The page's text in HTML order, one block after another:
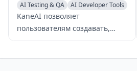
AI Testing & QA
AI Developer Tools
KaneAI позволяет
пользователям создавать,
отлаживать и развивать тесты